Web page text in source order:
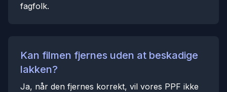
fagfolk.
Kan filmen fjernes uden at beskadige
lakken?
Ja, når den fjernes korrekt, vil vores PPF ikke